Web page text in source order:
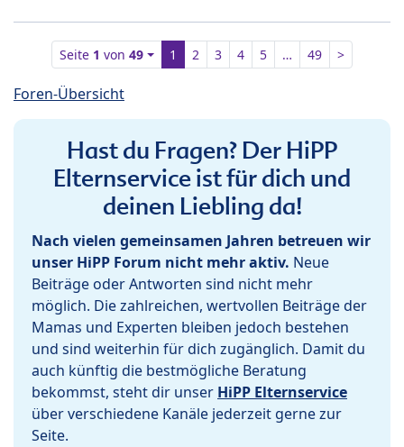
Seite 1 von49 1 2 3 4 5 … 49 >
Foren-Übersicht
Hast du Fragen? Der HiPP
Elternservice ist für dich und
deinen Liebling da!
Nach vielen gemeinsamen Jahren betreuen wir
unser HiPP Forum nicht mehr aktiv. Neue
Beiträge oder Antworten sind nicht mehr
möglich. Die zahlreichen, wertvollen Beiträge der
Mamas und Experten bleiben jedoch bestehen
und sind weiterhin für dich zugänglich. Damit du
auch künftig die bestmögliche Beratung
bekommst, steht dir unser HiPP Elternservice
über verschiedene Kanäle jederzeit gerne zur
Seite.